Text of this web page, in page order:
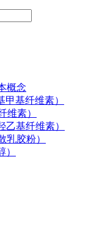
概念
甲基纤维素）
维素）
乙基纤维素）
乳胶粉）